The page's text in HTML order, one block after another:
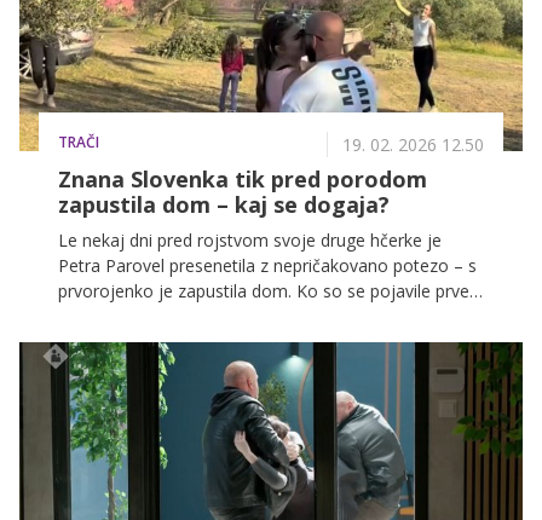
TRAČI 19. 02. 2026 12.50
Znana Slovenka tik pred porodom
zapustila dom – kaj se dogaja?
Le nekaj dni pred rojstvom svoje druge hčerke je
Petra Parovel presenetila z nepričakovano potezo – s
prvorojenko je zapustila dom. Ko so se pojavile prve
narobe. Je v ozadju družinska drama? Težave v
razmerju? Ali pa morda kaj povsem drugega?